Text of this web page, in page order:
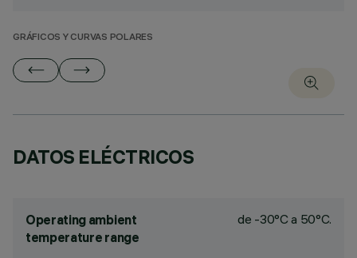
GRÁFICOS Y CURVAS POLARES
DATOS ELÉCTRICOS
Operating ambient
temperature range
de -30°C a 50°C.